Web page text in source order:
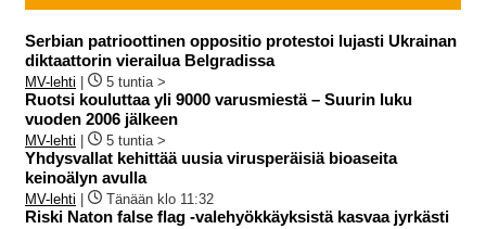
Serbian patrioottinen oppositio protestoi lujasti Ukrainan
diktaattorin vierailua Belgradissa
MV-lehti 5 tuntia >
Ruotsi kouluttaa yli 9000 varusmiestä – Suurin luku
vuoden 2006 jälkeen
MV-lehti 5 tuntia >
Yhdysvallat kehittää uusia virusperäisiä bioaseita
keinoälyn avulla
MV-lehti Tänään klo 11:32
Riski Naton false flag -valehyökkäyksistä kasvaa jyrkästi